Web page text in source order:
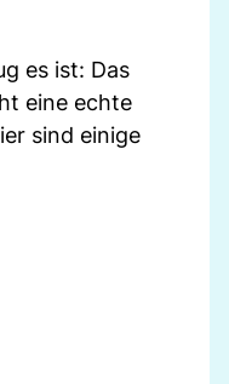
es ist: Das
eine echte
sind einige